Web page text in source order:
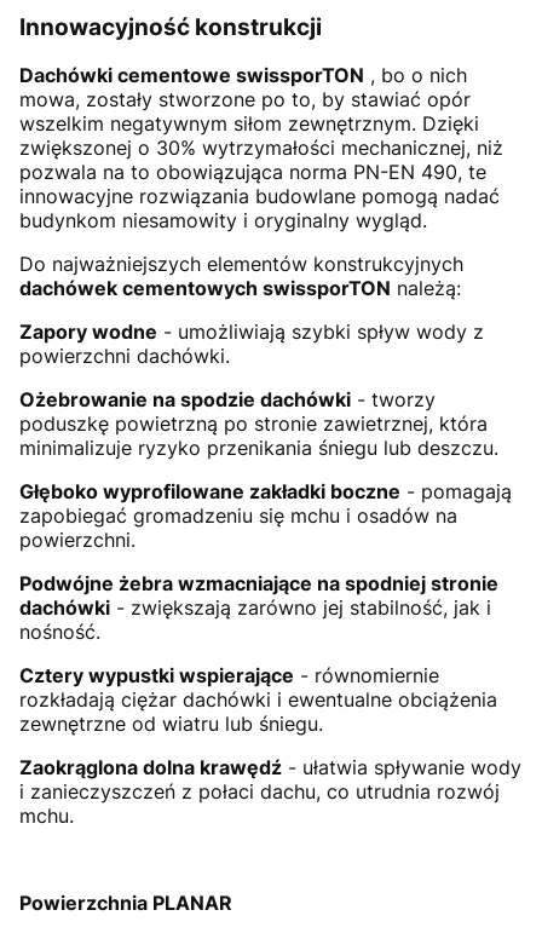
Innowacyjność konstrukcji
Dachówki cementowe swissporTON , bo o nich
mowa, zostały stworzone po to, by stawiać opór
wszelkim negatywnym siłom zewnętrznym. Dzięki
zwiększonej o 30% wytrzymałości mechanicznej, niż
pozwala na to obowiązująca norma PN-EN 490, te
innowacyjne rozwiązania budowlane pomogą nadać
budynkom niesamowity i oryginalny wygląd.
Do najważniejszych elementów konstrukcyjnych
dachówek cementowych swissporTON należą:
Zapory wodne - umożliwiają szybki spływ wody z
powierzchni dachówki.
Ożebrowanie na spodzie dachówki - tworzy
poduszkę powietrzną po stronie zawietrznej, która
minimalizuje ryzyko przenikania śniegu lub deszczu.
Głęboko wyprofilowane zakładki boczne - pomagają
zapobiegać gromadzeniu się mchu i osadów na
powierzchni.
Podwójne żebra wzmacniające na spodniej stronie
dachówki - zwiększają zarówno jej stabilność, jak i
nośność.
Cztery wypustki wspierające - równomiernie
rozkładają ciężar dachówki i ewentualne obciążenia
zewnętrzne od wiatru lub śniegu.
Zaokrąglona dolna krawędź - ułatwia spływanie wody
i zanieczyszczeń z połaci dachu, co utrudnia rozwój
mchu.
Powierzchnia PLANAR